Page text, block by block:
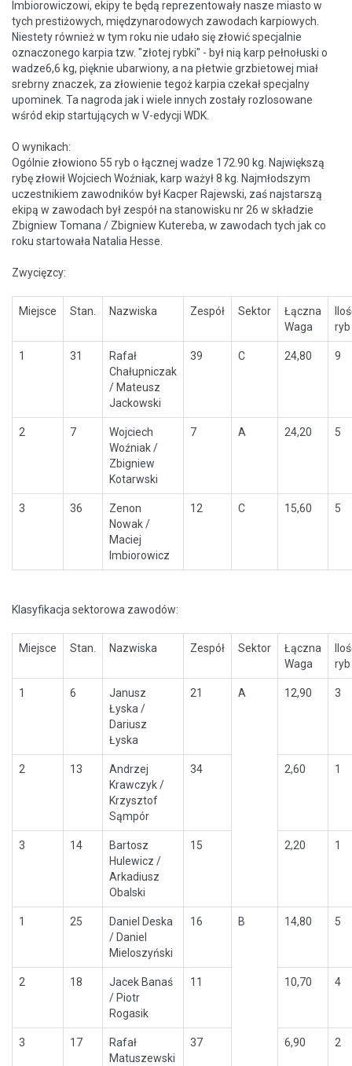
Imbiorowiczowi, ekipy te będą reprezentowały nasze miasto w
tych prestiżowych, międzynarodowych zawodach karpiowych.
Niestety również w tym roku nie udało się złowić specjalnie
oznaczonego karpia tzw. "złotej rybki" - był nią karp pełnołuski o
wadze6,6 kg, pięknie ubarwiony, a na płetwie grzbietowej miał
srebrny znaczek, za złowienie tegoż karpia czekał specjalny
upominek. Ta nagroda jak i wiele innych zostały rozlosowane
wśród ekip startujących w V-edycji WDK.
O wynikach:
Ogólnie złowiono 55 ryb o łącznej wadze 172.90 kg. Największą
rybę złowił Wojciech Woźniak, karp ważył 8 kg. Najmłodszym
uczestnikiem zawodników był Kacper Rajewski, zaś najstarszą
ekipą w zawodach był zespół na stanowisku nr 26 w składzie
Zbigniew Tomana / Zbigniew Kutereba, w zawodach tych jak co
roku startowała Natalia Hesse.
Zwycięzcy:
Miejsce Stan. Nazwiska Zespół Sektor
Łączna
Waga
ryb
1 31
Rafał
Chałupniczak
/ Mateusz
Jackowski
39 C 24,80 9
2 7
Wojciech
Woźniak /
Zbigniew
Kotarwski
7 A 24,20 5
3 36
Zenon
Nowak /
Maciej
Imbiorowicz
12 C 15,60 5
Klasyfikacja sektorowa zawodów:
Miejsce Stan. Nazwiska Zespół Sektor
Łączna
Waga
ryb
1 6
Janusz
Łyska /
Dariusz
Łyska
21 A 12,90 3
2 13
Andrzej
Krawczyk /
Krzysztof
Sąmpór
34 2,60 1
3 14
Bartosz
Hulewicz /
Arkadiusz
Obalski
15 2,20 1
1 25
Daniel Deska
/ Daniel
Mieloszyński
16 B 14,80 5
2 18
Jacek Banaś
/ Piotr
Rogasik
11 10,70 4
3 17
Rafał
Matuszewski
37 6,90 2